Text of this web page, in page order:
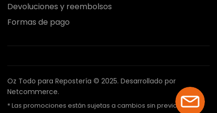
Devoluciones y reembolsos
Formas de pago
Oz Todo para Repostería © 2025. Desarrollado por
Netcommerce.
* Las promociones están sujetas a cambios sin previo aviso.